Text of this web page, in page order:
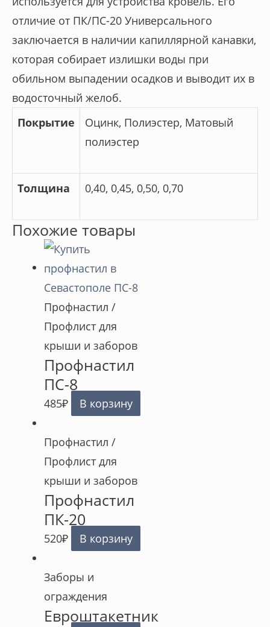
отличие от ПК/ПС-20 Универсального
заключается в наличии капиллярной канавки,
которая собирает излишки воды при
обильном выпадении осадков и выводит их в
водосточный желоб.
Покрытие
Оцинк, Полиэстер, Матовый
полиэстер
Толщина 0,40, 0,45, 0,50, 0,70
Похожие товары
Профнастил /
Профлист для
крыши и заборов
Профнастил
ПС-8
485₽ В корзину
Профнастил /
Профлист для
крыши и заборов
Профнастил
ПК-20
520₽ В корзину
Заборы и
ограждения
Евроштакетник